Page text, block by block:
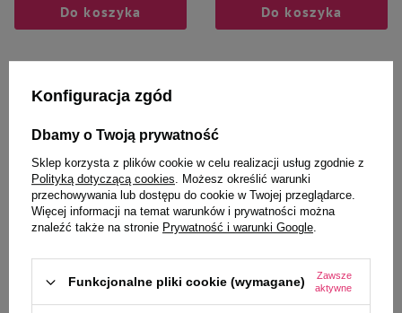
Do koszyka Do koszyka
Wybrane specjalnie dla
Ciebie i Twojego czworonoga
dla psów na wzmacnianie układu
odpornościowego 90 tabletek
Dolina Noteci Superfood danie z
łososia karma suszona dla psa 1
kg
Konfiguracja zgód
Dbamy o Twoją prywatność
Sklep korzysta z plików cookie w celu realizacji usług zgodnie z
Polityką dotyczącą cookies. Możesz określić warunki
przechowywania lub dostępu do cookie w Twojej przeglądarce.
Więcej informacji na temat warunków i prywatności można
znaleźć także na stronie Prywatność i warunki Google.
Funkcjonalne pliki cookie (wymagane)
Zawsze
aktywne